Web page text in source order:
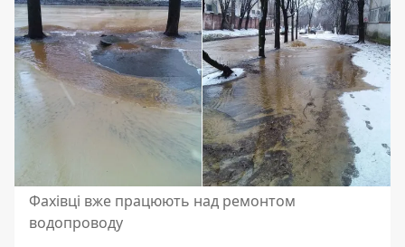
Фахівці вже працюють над ремонтом
водопроводу